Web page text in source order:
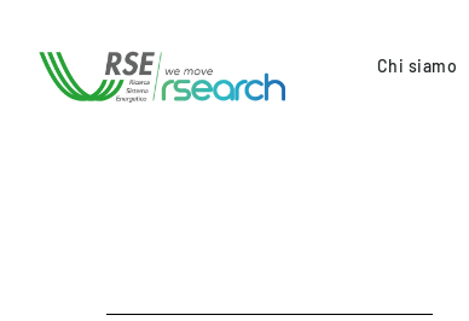
Chi siamo